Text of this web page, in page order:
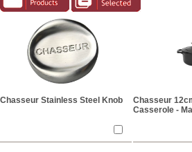
Chasseur Stainless Steel Knob
Chasseur
Casserole -